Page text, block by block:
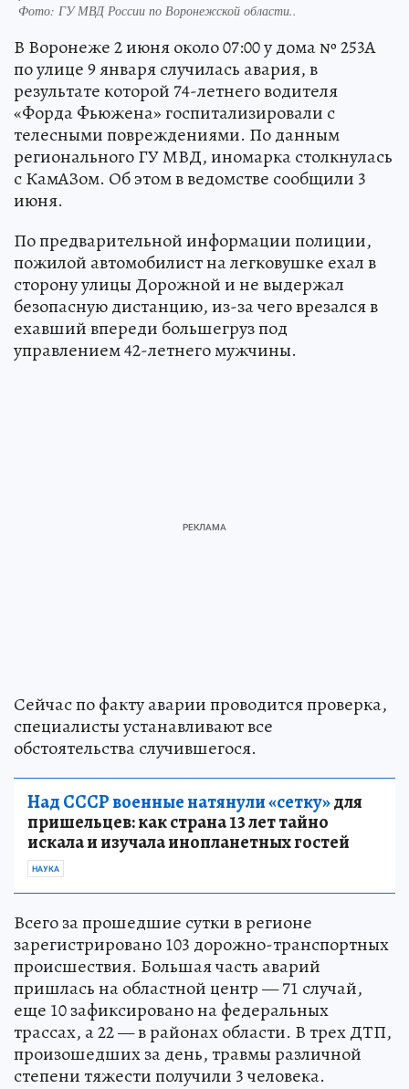
Фото: ГУ МВД России по Воронежской области..
В Воронеже 2 июня около 07:00 у дома № 253А
по улице 9 января случилась авария, в
результате которой 74-летнего водителя
«Форда Фьюжена» госпитализировали с
телесными повреждениями. По данным
регионального ГУ МВД, иномарка столкнулась
с КамАЗом. Об этом в ведомстве сообщили 3
июня.
По предварительной информации полиции,
пожилой автомобилист на легковушке ехал в
сторону улицы Дорожной и не выдержал
безопасную дистанцию, из-за чего врезался в
ехавший впереди большегруз под
управлением 42-летнего мужчины.
Сейчас по факту аварии проводится проверка,
специалисты устанавливают все
обстоятельства случившегося.
Над СССР военные натянули «сетку»для
пришельцев: как страна 13 лет тайно
искала и изучала инопланетных гостей
НАУКА
Всего за прошедшие сутки в регионе
зарегистрировано 103 дорожно-транспортных
происшествия. Большая часть аварий
пришлась на областной центр — 71 случай,
еще 10 зафиксировано на федеральных
трассах, а 22 — в районах области. В трех ДТП,
произошедших за день, травмы различной
степени тяжести получили 3 человека.